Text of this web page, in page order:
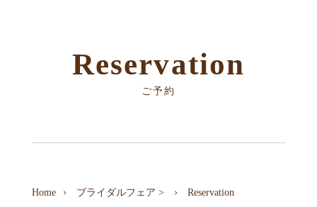
Reservation
ご予約
Home ブライダルフェア > Reservation